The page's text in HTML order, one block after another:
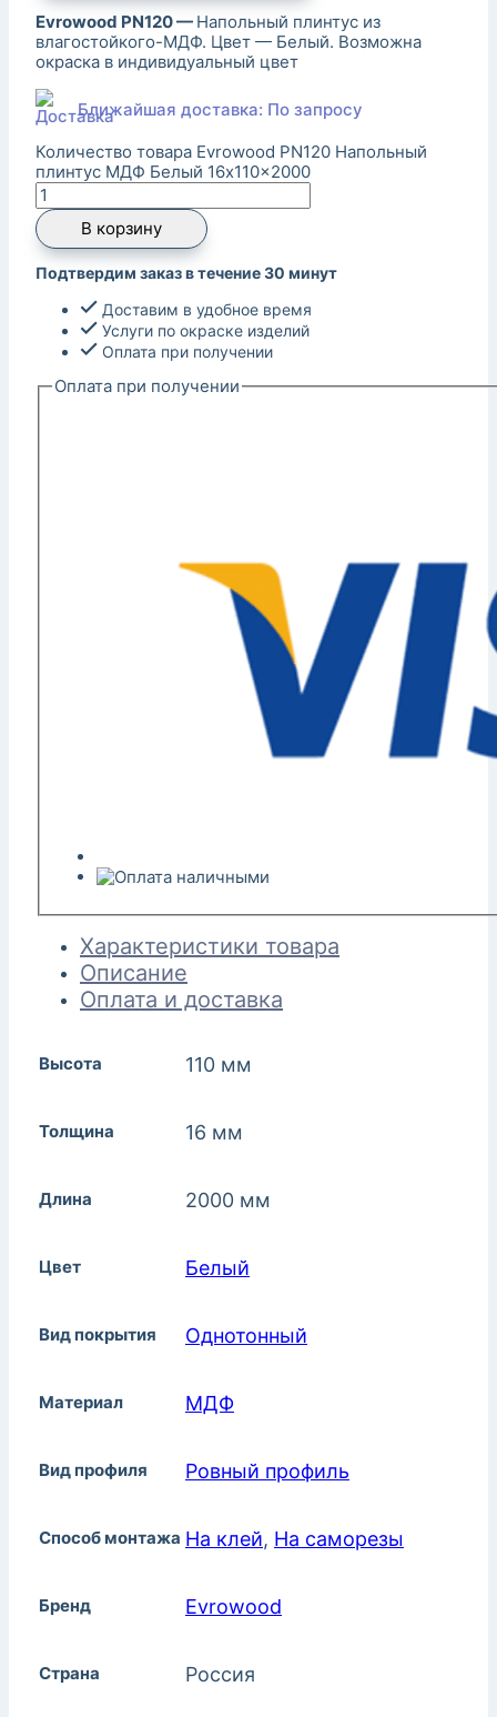
Evrowood PN120 — Напольный плинтус из
влагостойкого-МДФ. Цвет — Белый. Возможна
окраска в индивидуальный цвет
Ближайшая доставка: По запросу
Количество товара Evrowood PN120 Напольный
плинтус МДФ Белый 16x110x2000
В корзину
Подтвердим заказ в течение 30 минут
Доставим в удобное время
Услуги по окраске изделий
Оплата при получении
Оплата при получении
Характеристики товара
Описание
Оплата и доставка
Высота 110 мм
Толщина 16 мм
Длина 2000 мм
Цвет Белый
Вид покрытия Однотонный
Материал МДФ
Вид профиля Ровный профиль
Способ монтажа На клей, На саморезы
Бренд Evrowood
Страна Россия